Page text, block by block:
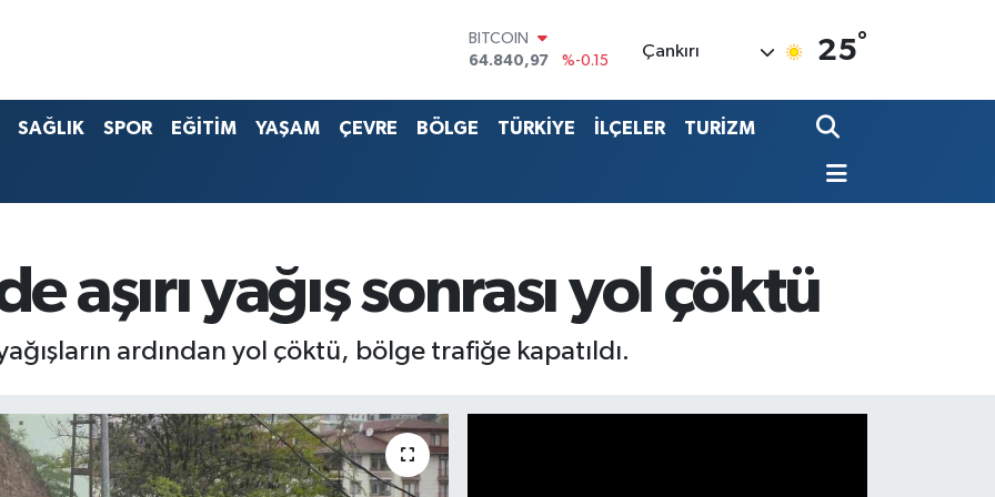
64.840,97
DOLAR
EURO
55,2510
%0.32
Çankırı 25°
SAĞLIK SPOR EĞİTİM YAŞAM ÇEVRE BÖLGE TÜRKİYE İLÇELER TURİZM
aşırı yağış sonrası yol çöktü
ardından yol çöktü, bölge trafiğe kapatıldı.